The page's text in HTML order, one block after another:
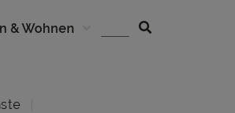
& Wohnen